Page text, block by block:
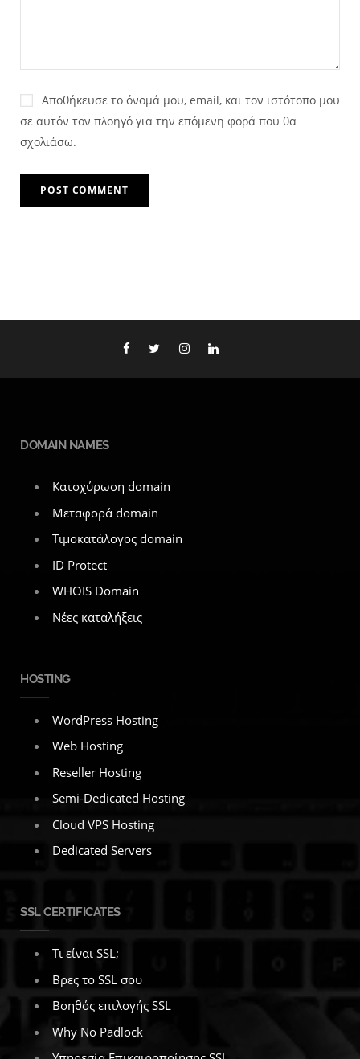
Αποθήκευσε το όνομά μου, email, και τον ιστότοπο μου
σε αυτόν τον πλοηγό για την επόμενη φορά που θα
σχολιάσω.
DOMAIN NAMES
Κατοχύρωση domain
Μεταφορά domain
Τιμοκατάλογος domain
ID Protect
WHOIS Domain
Νέες καταλήξεις
HOSTING
WordPress Hosting
Web Hosting
Reseller Hosting
Semi-Dedicated Hosting
Cloud VPS Hosting
Dedicated Servers
SSL CERTIFICATES
Τι είναι SSL;
Βρες το SSL σου
Βοηθός επιλογής SSL
Why No Padlock